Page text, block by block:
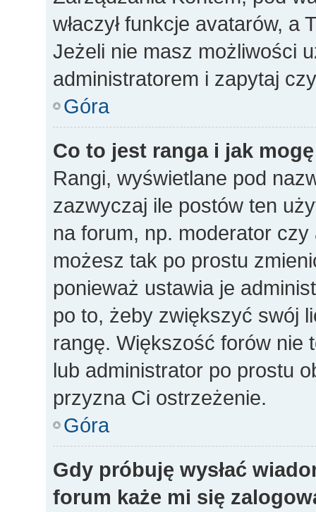
właczył funkcje avatarów,
Jeżeli nie masz możliwości
administratorem i zapytaj
Góra
Co to jest ranga i jak
Rangi, wyświetlane pod
zazwyczaj ile postów ten
na forum, np. moderator
możesz tak po prostu
ponieważ ustawia je
po to, żeby zwiększyć swój
rangę. Większość forów nie
lub administrator po prostu
przyzna Ci ostrzeżenie.
Góra
Gdy próbuję wysłać
forum każe mi się